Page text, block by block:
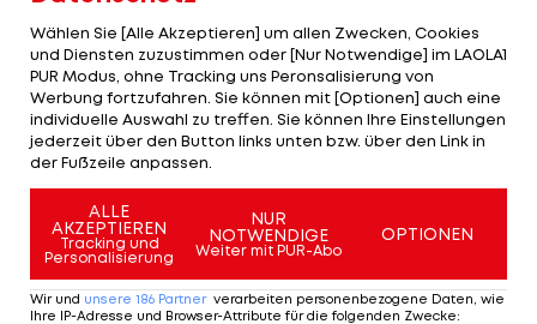
dem Division-Rivalen aus Memphis mit 89:94. Ein
katastrophales erstes Viertel, in dem die Texaner
nur zwei von 15 Würfen verwerten, ist laut Shawn
Marion der Grund für die Niederlage: "Wir haben
uns ein großes Loch gegraben".
Mehr zum Thema
Wählen Sie [Alle Akzeptieren] um allen Zwecken, Cookies
und Diensten zuzustimmen oder [Nur Notwendige] im LAOLA1
PUR Modus, ohne Tracking uns Peronsalisierung von
Werbung fortzufahren. Sie können mit [Optionen] auch eine
individuelle Auswahl zu treffen. Sie können Ihre Einstellungen
jederzeit über den Button links unten bzw. über den Link in
der Fußzeile anpassen.
ALLE
AKZEPTIEREN
Tracking und
Personalisierung
NUR
NOTWENDIGE
Weiter mit PUR-Abo
OPTIONEN
Wir und unsere 186 Partner verarbeiten personenbezogene Daten, wie
Ihre IP-Adresse und Browser-Attribute für die folgenden Zwecke: